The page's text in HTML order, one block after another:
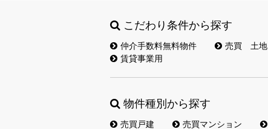
こだわり条件から探す
仲介手数料無料物件 売買 土地
賃貸事業用
物件種別から探す
売買戸建 売買マンション